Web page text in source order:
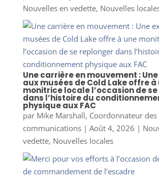
Nouvelles en vedette, Nouvelles
Une carrière en mouvement :
aux musées de Cold Lake offre à
monitrice locale l’occasion de
dans l’histoire du
physique aux FAC
par Mike Marshall, Coordonnateur des
communications| Août 4, 2026 |
vedette, Nouvelles locales